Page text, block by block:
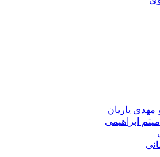
مهدی یاریان
ابراهیمی